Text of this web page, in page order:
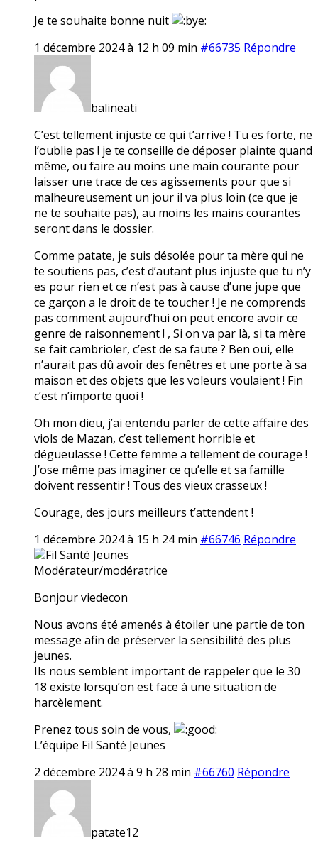
Je te souhaite bonne nuit
1 décembre 2024 à 12 h 09 min #66735 Répondre
balineati
C’est tellement injuste ce qui t’arrive ! Tu es forte, ne
l’oublie pas ! je te conseille de déposer plainte quand
même, ou faire au moins une main courante pour
laisser une trace de ces agissements pour que si
malheureusement un jour il va plus loin (ce que je
ne te souhaite pas), au moins les mains courantes
seront dans le dossier.
Comme patate, je suis désolée pour ta mère qui ne
te soutiens pas, c’est d’autant plus injuste que tu n’y
es pour rien et ce n’est pas à cause d’une jupe que
ce garçon a le droit de te toucher ! Je ne comprends
pas comment aujourd’hui on peut encore avoir ce
genre de raisonnement ! , Si on va par là, si ta mère
se fait cambrioler, c’est de sa faute ? Ben oui, elle
n’aurait pas dû avoir des fenêtres et une porte à sa
maison et des objets que les voleurs voulaient ! Fin
c’est n’importe quoi !
Oh mon dieu, j’ai entendu parler de cette affaire des
viols de Mazan, c’est tellement horrible et
dégueulasse ! Cette femme a tellement de courage !
J’ose même pas imaginer ce qu’elle et sa famille
doivent ressentir ! Tous des vieux crasseux !
Courage, des jours meilleurs t’attendent !
1 décembre 2024 à 15 h 24 min #66746 Répondre
Fil Santé Jeunes
Modérateur/modératrice
Bonjour viedecon
Nous avons été amenés à étoiler une partie de ton
message afin de préserver la sensibilité des plus
jeunes.
Ils nous semblent important de rappeler que le 30
18 existe lorsqu’on est face à une situation de
harcèlement.
Prenez tous soin de vous,
L’équipe Fil Santé Jeunes
2 décembre 2024 à 9 h 28 min #66760 Répondre
patate12